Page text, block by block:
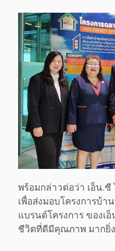
พร้อมกล่าวต่อว่า เอ็น.
เพื่อส่งมอบโครงการบ้า
แบรนด์โครงการ ของเ
ชีวิตที่ดีมีคุณภาพ มากยิ่